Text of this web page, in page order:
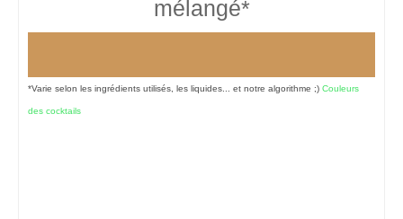
mélangé*
*Varie selon les ingrédients utilisés, les liquides... et notre algorithme ;) Couleurs
des cocktails